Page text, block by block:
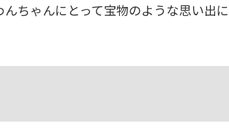
ちゃんにとって宝物のような思い出